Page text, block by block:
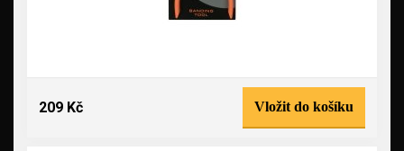
209 Kč Vložit do košíku